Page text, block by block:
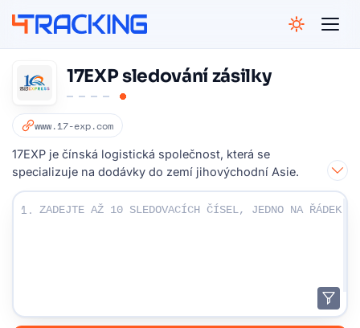
17EXP sledování zásilky
www.17-exp.com
17EXP je čínská logistická společnost, která se
specializuje na dodávky do zemí jihovýchodní Asie.
Zadejte vaše sledovací čísla:
1.